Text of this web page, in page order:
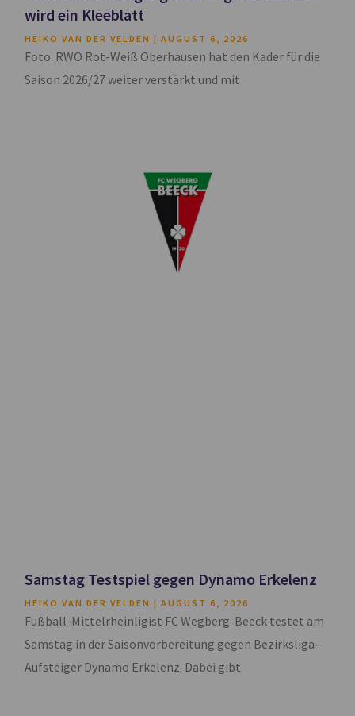
wird ein Kleeblatt
HEIKO VAN DER VELDEN AUGUST 6, 2026
Foto: RWO Rot-Weiß Oberhausen hat den Kader für die
Saison 2026/27 weiter verstärkt und mit
Samstag Testspiel gegen Dynamo Erkelenz
HEIKO VAN DER VELDEN AUGUST 6, 2026
Fußball-Mittelrheinligist FC Wegberg-Beeck testet am
Samstag in der Saisonvorbereitung gegen Bezirksliga-
Aufsteiger Dynamo Erkelenz. Dabei gibt